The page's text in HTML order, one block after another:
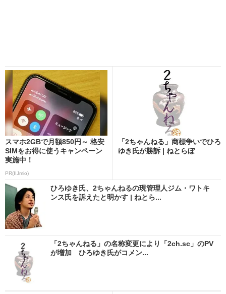
スマホ2GBで月額850円～ 格安
SIMをお得に使うキャンペーン
実施中！
PR(IIJmio)
「2ちゃんねる」商標争いでひろ
ゆき氏が勝訴 | ねとらぼ
ひろゆき氏、2ちゃんねるの現管理人ジム・ワトキ
ンス氏を訴えたと明かす | ねとら...
「2ちゃんねる」の名称変更により「2ch.sc」のPV
が増加 ひろゆき氏がコメン...